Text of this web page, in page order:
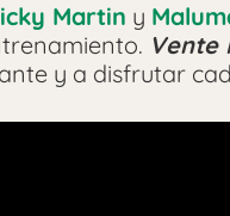
Martin y
Vente
y a disfrutar